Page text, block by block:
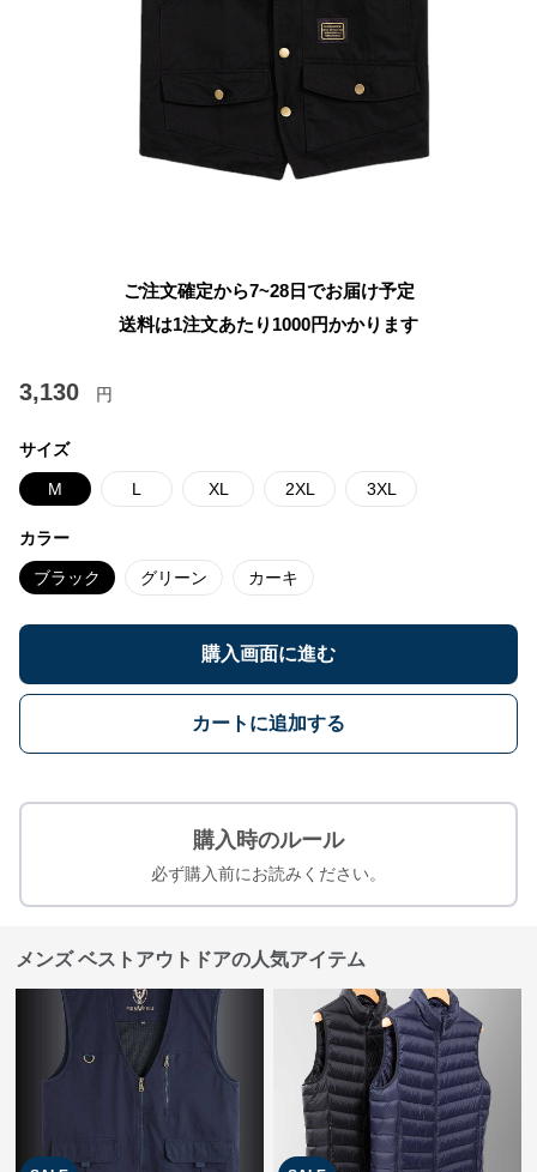
ご注文確定から7~28日でお届け予定
送料は1注文あたり 1000円かかります
3,130 円
サイズ
M L XL 2XL 3XL
カラー
ブラック グリーン カーキ
購入画面に進む
カートに追加する
購入時のルール
必ず購入前にお読みください。
メンズ ベストアウトドアの人気アイテム